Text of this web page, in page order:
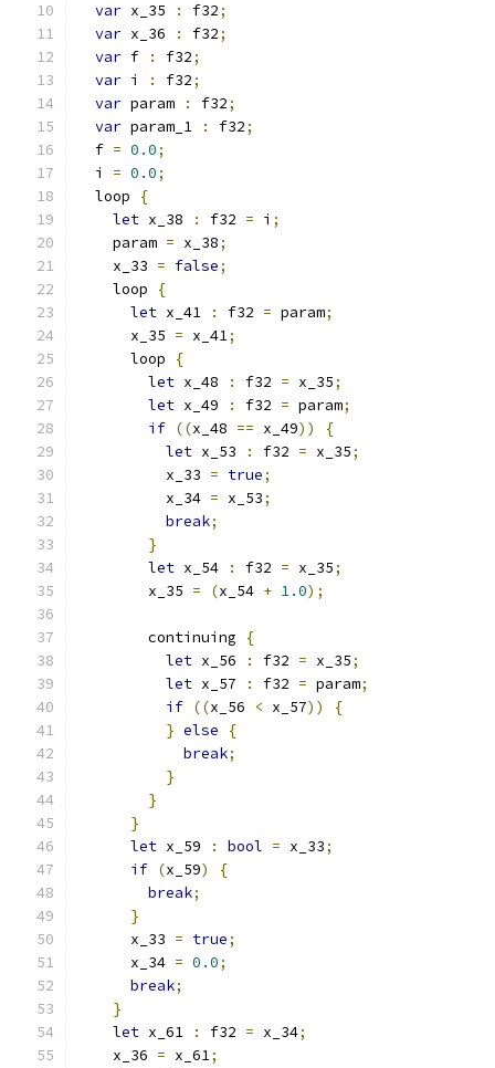
var x_35 : f32;
var x_36 : f32;
var f : f32;
var i : f32;
var param : f32;
var param_1 : f32;
  f
= 0.0;
  i
= 0.0;
  loop
{
let x_38 : f32 = i ;
    param
= x_38;
    x_33
= false;
    loop
{
let x_41 : f32 = param;
      x_35
= x_41;
      loop
{
let x_48 : f32 = x_35;
let x_49 : f32 = param;
if ((x_48 == x_49))
{
let x_53 : f32 = x_35;
          x_33
= true;
          x_34
= x_53;
break;
}
let x_54 : f32 = x_35;
        x_35
= (x_54 + 1.0);
        continuing
{
let x_56 : f32 = x_35;
let x_57 : f32 = param;
if ((x_56 < x_57))
{
} else
{
break;
}
}
}
let x_59 : bool = x_33;
if (x_59)
{
break;
}
      x_33
= true;
      x_34
= 0.0;
break;
}
let x_61 : f32 = x_34;
    x_36
= x_61;